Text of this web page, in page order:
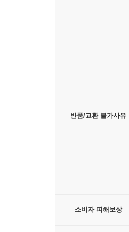
반품/교환 불가사유
소비자 피해보상